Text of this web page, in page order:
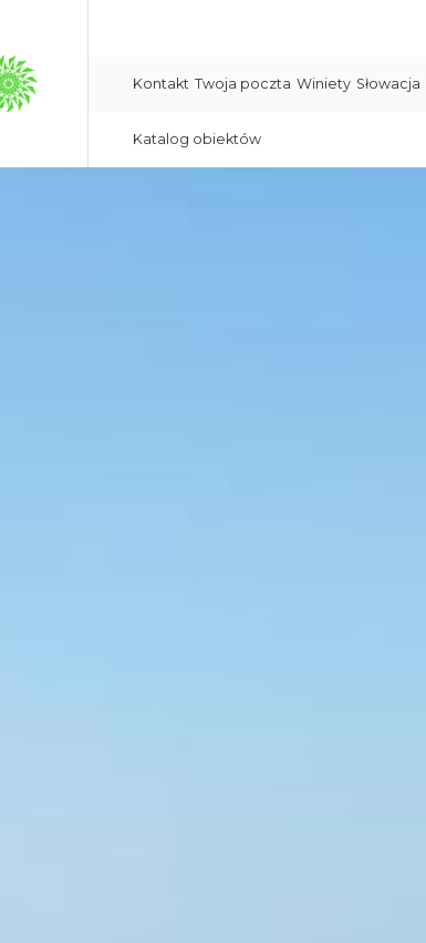
Kontakt Twoja poczta Winiety Słowacja
Katalog obiektów